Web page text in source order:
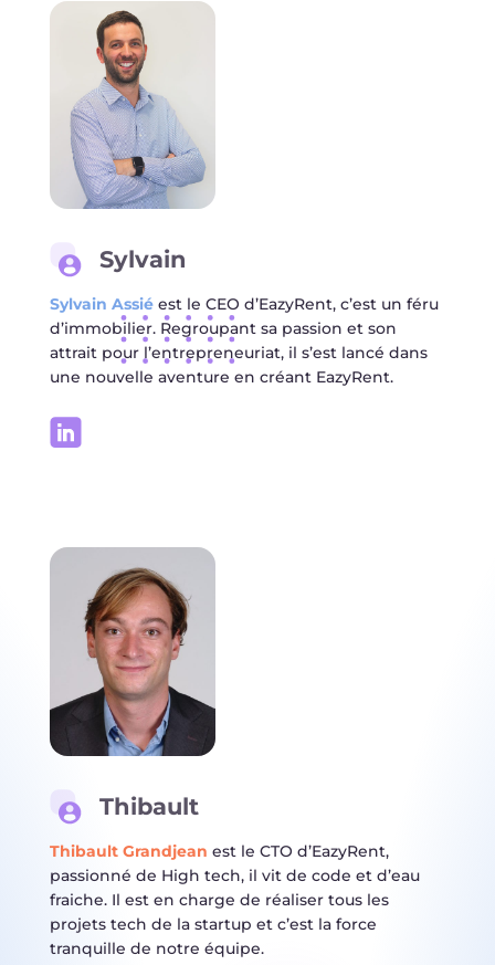
Sylvain
Sylvain Assiéest le CEO d’EazyRent, c’est un féru
d’immobilier. Regroupant sa passion et son
attrait pour l’entrepreneuriat, il s’est lancé dans
une nouvelle aventure en créant EazyRent.
Thibault
Thibault Grandjean est le CTO d’EazyRent,
passionné de High tech,il vit de code et d’eau
fraiche. Il est en charge de réaliser tous les
projets tech de la startup et c’est la force
tranquille de notre équipe.